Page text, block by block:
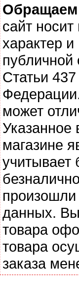
сайт
характер
Статьи
может
магазине
учитывает
данных. Вы
товара
товара
заказа